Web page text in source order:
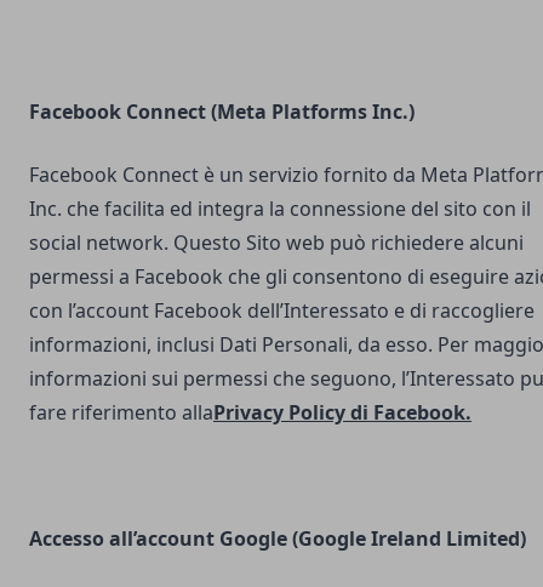
Facebook Connect (Meta Platforms Inc.)
Facebook Connect è un servizio fornito da Meta
Inc. che facilita ed integra la connessione del sito con il
social network. Questo Sito web può richiedere alcuni
permessi a Facebook che gli consentono di eseguire
con l’account Facebook dell’Interessato e di raccogliere
informazioni, inclusi Dati Personali, da esso. Per
informazioni sui permessi che seguono, l’Interessato
fare riferimento allaPrivacy Policy di Facebook.
Accesso all’account Google (Google Ireland Limited)